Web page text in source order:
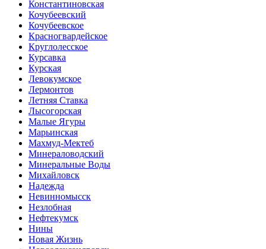
Константиновская
Кочубеевский
Кочубеевское
Красногвардейское
Круглолесское
Курсавка
Курская
Левокумское
Лермонтов
Летняя Ставка
Лысогорская
Малые Ягуры
Марьинская
Махмуд-Мектеб
Минераловодский
Минеральные Воды
Михайловск
Надежда
Невинномысск
Незлобная
Нефтекумск
Нины
Новая Жизнь